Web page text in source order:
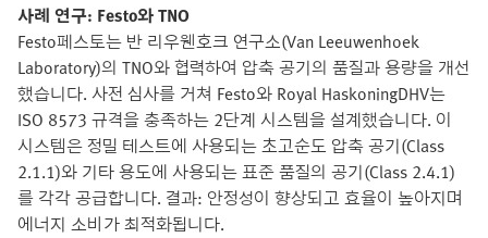
사례 연구: Festo와 TNO
Festo페스토는 반 리우웬호크 연구소(Van Leeuwenhoek
Laboratory)의 TNO와 협력하여 압축 공기의 품질과 용량을 개선
했습니다. 사전 심사를 거쳐 Festo와 Royal HaskoningDHV는
ISO 8573 규격을 충족하는 2단계 시스템을 설계했습니다. 이
시스템은 정밀 테스트에 사용되는 초고순도 압축 공기(Class
2.1.1)와 기타 용도에 사용되는 표준 품질의 공기(Class 2.4.1)
를 각각 공급합니다. 결과: 안정성이 향상되고 효율이 높아지며
에너지 소비가 최적화됩니다.